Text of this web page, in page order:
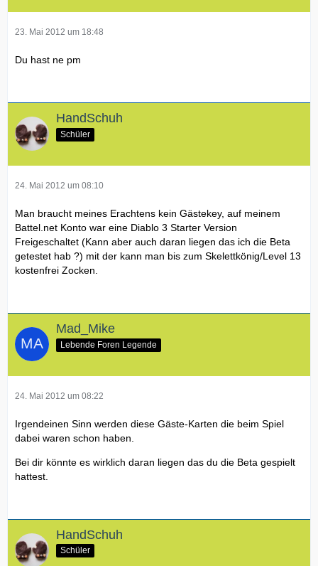
23. Mai 2012 um 18:48
Du hast ne pm
HandSchuh
Schüler
24. Mai 2012 um 08:10
Man braucht meines Erachtens kein Gästekey, auf meinem
Battel.net Konto war eine Diablo 3 Starter Version
Freigeschaltet (Kann aber auch daran liegen das ich die Beta
getestet hab ?) mit der kann man bis zum Skelettkönig/Level 13
kostenfrei Zocken.
Mad_Mike
Lebende Foren Legende
24. Mai 2012 um 08:22
Irgendeinen Sinn werden diese Gäste-Karten die beim Spiel
dabei waren schon haben.
Bei dir könnte es wirklich daran liegen das du die Beta gespielt
hattest.
HandSchuh
Schüler